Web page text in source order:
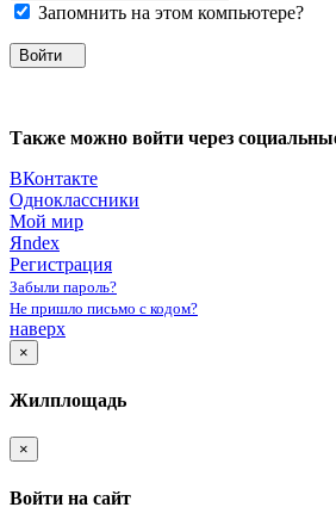
Запомнить на этом компьютере?
Войти
Также можно войти через
ВКонтакте
Одноклассники
Мой мир
Яndex
Регистрация
Забыли пароль?
Не пришло письмо с кодом?
наверх
×
Жилплощадь
×
Войти на сайт